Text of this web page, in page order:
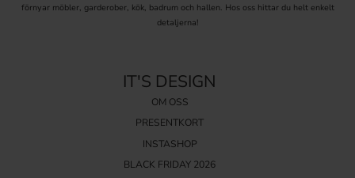
förnyar möbler, garderober, kök, badrum och hallen. Hos oss hittar du helt enkelt
detaljerna!
IT'S DESIGN
OM OSS
PRESENTKORT
INSTASHOP
BLACK FRIDAY 2026